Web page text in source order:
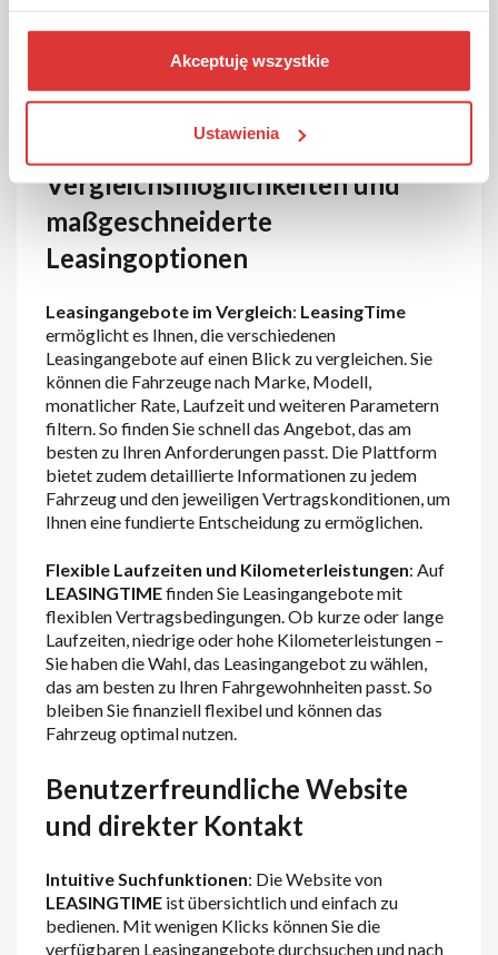
Akceptuję wszystkie
Ustawienia
perfekt für umweltbewusste Fahrer, die Wert auf
nachhaltige Mobilität legen.
Vergleichsmöglichkeiten und
maßgeschneiderte
Leasingoptionen
Leasingangebote im Vergleich: LeasingTime
ermöglicht es Ihnen, die verschiedenen
Leasingangebote auf einen Blick zu vergleichen. Sie
können die Fahrzeuge nach Marke, Modell,
monatlicher Rate, Laufzeit und weiteren Parametern
filtern. So finden Sie schnell das Angebot, das am
besten zu Ihren Anforderungen passt. Die Plattform
bietet zudem detaillierte Informationen zu jedem
Fahrzeug und den jeweiligen Vertragskonditionen, um
Ihnen eine fundierte Entscheidung zu ermöglichen.
Flexible Laufzeiten und Kilometerleistungen: Auf
LEASINGTIMEfinden Sie Leasingangebote mit
flexiblen Vertragsbedingungen. Ob kurze oder lange
Laufzeiten, niedrige oder hohe Kilometerleistungen –
Sie haben die Wahl, das Leasingangebot zu wählen,
das am besten zu Ihren Fahrgewohnheiten passt. So
bleiben Sie finanziell flexibel und können das
Fahrzeug optimal nutzen.
Benutzerfreundliche Website
und direkter Kontakt
Intuitive Suchfunktionen: Die Website von
LEASINGTIME ist übersichtlich und einfach zu
bedienen. Mit wenigen Klicks können Sie die
verfügbaren Leasingangebote durchsuchen und nach